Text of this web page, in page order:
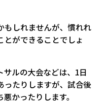
もしれませんが、慣れれ
ができることでしょ
ルの大会などは、1日
ったりしますが、試合後
かったりします。